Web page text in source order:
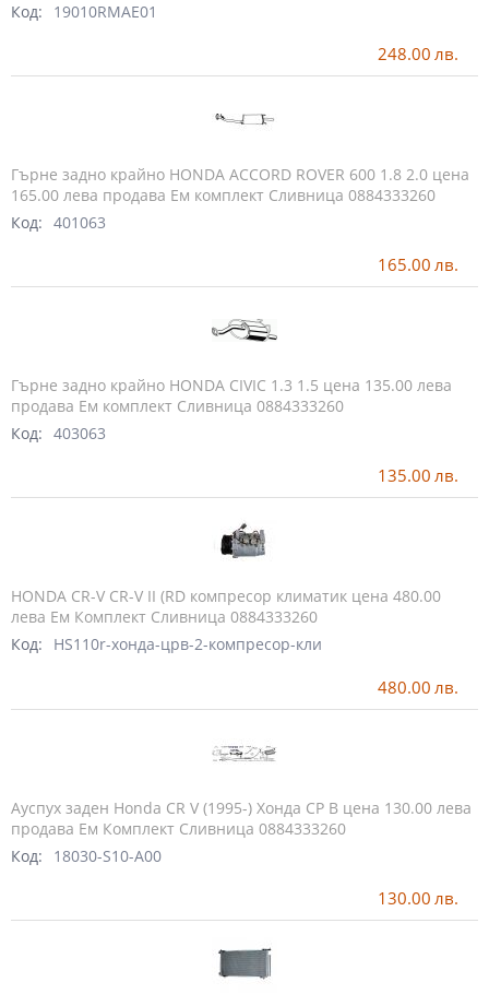
Код:
19010RMAE01
248.00 лв.
Гърне задно крайно HONDA ACCORD ROVER 600 1.8 2.0 цена
165.00 лева продава Ем комплект Сливница 0884333260
Код: 401063
165.00 лв.
Гърне задно крайно HONDA CIVIC 1.3 1.5 цена 135.00 лева
продава Ем комплект Сливница 0884333260
Код: 403063
135.00 лв.
HONDA CR-V CR-V II (RD компресор климатик цена 480.00
лева Ем Комплект Сливница 0884333260
Код:
HS110r-хонда-црв-2-компресор-кли
480.00 лв.
Ауспух заден Honda CR V (1995-) Хонда СР В цена 130.00 лева
продава Ем Комплект Сливница 0884333260
Код:
18030-S10-A00
130.00 лв.